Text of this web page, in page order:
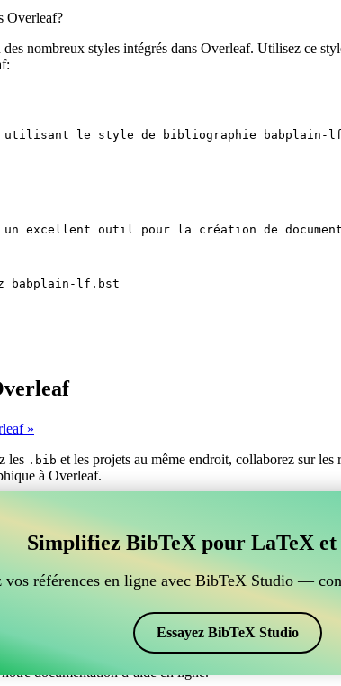
Overleaf?
des nombreux styles intégrés dans Overleaf. Utilisez ce
utilisant le style de bibliographie babplain-
un excellent outil pour la création de
babplain-lf.bst
»
les .bib et les projets au même endroit, collaborez sur les
à Overleaf.
vos références BibTeX, qui se connecte à
gérer vos références BibTeX, qui se connecte à
citations et bibliographie dans Overleaf,
dans votre projet Overleaf.
et des citations dans différents styles, y compris
documentation d’aide en ligne.
Simplifiez BibTeX pour LaTeX
vos références en ligne avec BibTeX Studio —
Essayez BibTeX Studio